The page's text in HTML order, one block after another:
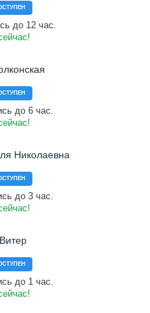
до 12 час.
до 6 час.
Николаевна
до 3 час.
до 1 час.